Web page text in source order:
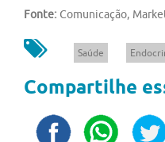
Fonte: Comunicação,
Saúde
Compartilhe